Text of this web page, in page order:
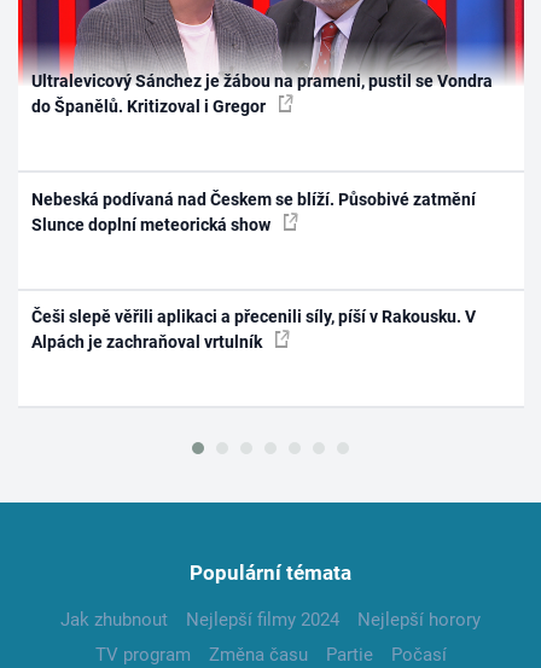
Ultralevicový Sánchez je žábou na prameni, pustil se Vondra
do Španělů. Kritizoval i Gregor
Nebeská podívaná nad Českem se blíží. Působivé zatmění
Slunce doplní meteorická show
Češi slepě věřili aplikaci a přecenili síly, píší v Rakousku. V
Alpách je zachraňoval vrtulník
Populární témata
Jak zhubnout Nejlepší filmy 2024
Nejlepší horory
TV program
Změna času Partie
Počasí